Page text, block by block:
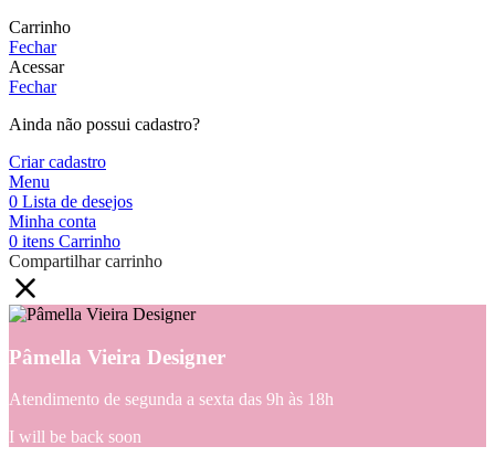
Carrinho
Fechar
Acessar
Fechar
Ainda não possui cadastro?
Criar cadastro
Menu
0 Lista de desejos
Minha conta
0 itens Carrinho
Compartilhar carrinho
Pâmella Vieira Designer
Atendimento de segunda a sexta das 9h às 18h
I will be back soon